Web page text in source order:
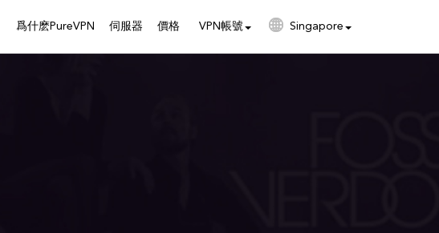
爲什麽PureVPN 伺服器 價格 VPN帳號 Singapore